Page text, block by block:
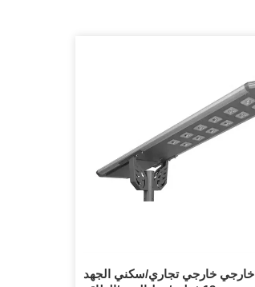
خارجي خارجي تجاري/سكني الجهد